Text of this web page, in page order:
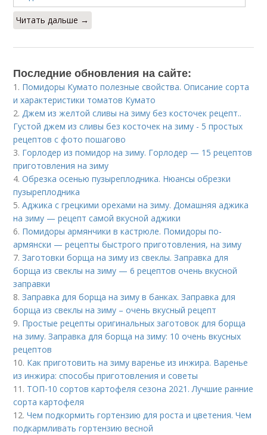
Читать дальше →
Последние обновления на сайте:
1. Помидоры Кумато полезные свойства. Описание сорта
и характеристики томатов Кумато
2.Джем из желтой сливы на зиму без косточек рецепт..
Густой джем из сливы без косточек на зиму - 5 простых
рецептов с фото пошагово
3. Горлодер из помидор на зиму. Горлодер — 15 рецептов
приготовления на зиму
4.Обрезка осенью пузыреплодника. Нюансы обрезки
пузыреплодника
5.Аджика с грецкими орехами на зиму. Домашняя аджика
на зиму — рецепт самой вкусной аджики
6. Помидоры армянчики в кастрюле. Помидоры по-
армянски — рецепты быстрого приготовления, на зиму
7.Заготовки борща на зиму из свеклы. Заправка для
борща из свеклы на зиму — 6 рецептов очень вкусной
заправки
8.Заправка для борща на зиму в банках. Заправка для
борща из свеклы на зиму – очень вкусный рецепт
9. Простые рецепты оригинальных заготовок для борща
на зиму. Заправка для борща на зиму: 10 очень вкусных
рецептов
10. Как приготовить на зиму варенье из инжира. Варенье
из инжира: способы приготовления и советы
11. ТОП-10 сортов картофеля сезона 2021. Лучшие ранние
сорта картофеля
12.Чем подкормить гортензию для роста и цветения. Чем
подкармливать гортензию весной